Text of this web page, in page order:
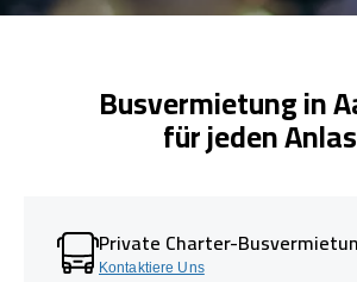
Busvermietung in
für jeden
Private Charter-
Kontaktiere Uns